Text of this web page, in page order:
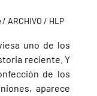
/ ARCHIVO / HLP
uno de los
reciente. Y
de los
aparece